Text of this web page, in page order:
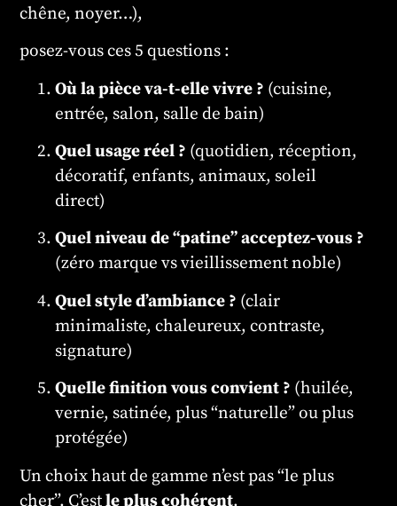
chêne, noyer…),
posez-vous ces 5 questions :
Où la pièce va-t-elle vivre ? (cuisine,
entrée, salon, salle de bain)
Quel usage réel ? (quotidien, réception,
décoratif, enfants, animaux, soleil
direct)
Quel niveau de “patine” acceptez-vous ?
(zéro marque vs vieillissement noble)
Quel style d’ambiance ? (clair
minimaliste, chaleureux, contraste,
signature)
Quelle finition vous convient ? (huilée,
vernie, satinée, plus “naturelle” ou plus
protégée)
Un choix haut de gamme n’est pas “le plus
cher”. C’estle plus cohérent.